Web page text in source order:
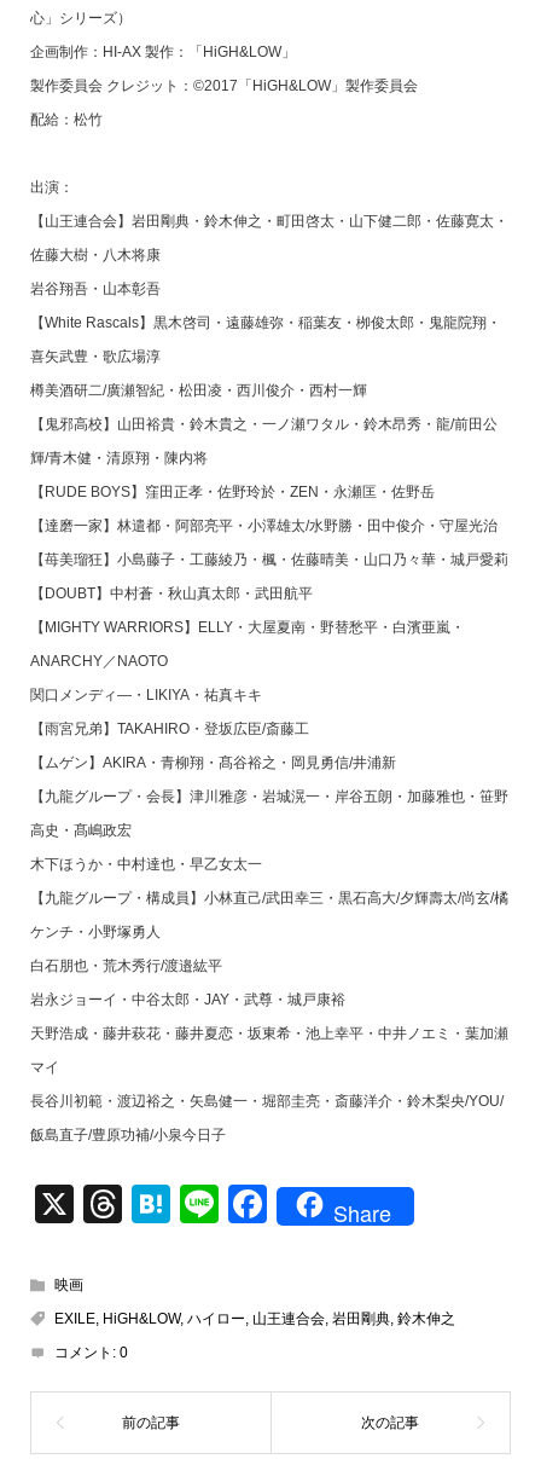
心」シリーズ）
企画制作：HI-AX 製作：「HiGH&LOW」
製作委員会 クレジット：©2017「HiGH&LOW」製作委員会
配給：松竹
出演：
【山王連合会】岩田剛典・鈴木伸之・町田啓太・山下健二郎・佐藤寛太・
佐藤大樹・八木将康
岩谷翔吾・山本彰吾
【White Rascals】黒木啓司・遠藤雄弥・稲葉友・栁俊太郎・鬼龍院翔・
喜矢武豊・歌広場淳
樽美酒研二/廣瀬智紀・松田凌・西川俊介・西村一輝
【鬼邪高校】山田裕貴・鈴木貴之・一ノ瀬ワタル・鈴木昂秀・龍/前田公
輝/青木健・清原翔・陳内将
【RUDE BOYS】窪田正孝・佐野玲於・ZEN・永瀬匡・佐野岳
【達磨一家】林遣都・阿部亮平・小澤雄太/水野勝・田中俊介・守屋光治
【苺美瑠狂】小島藤子・工藤綾乃・楓・佐藤晴美・山口乃々華・城戸愛莉
【DOUBT】中村蒼・秋山真太郎・武田航平
【MIGHTY WARRIORS】ELLY・大屋夏南・野替愁平・白濱亜嵐・
ANARCHY／NAOTO
関口メンディ―・LIKIYA・祐真キキ
【雨宮兄弟】TAKAHIRO・登坂広臣/斎藤工
【ムゲン】AKIRA・青柳翔・髙谷裕之・岡見勇信/井浦新
【九龍グループ・会長】津川雅彦・岩城滉一・岸谷五朗・加藤雅也・笹野
高史・髙嶋政宏
木下ほうか・中村達也・早乙女太一
【九龍グループ・構成員】小林直己/武田幸三・黒石高大/夕輝壽太/尚玄/橘
ケンチ・小野塚勇人
白石朋也・荒木秀行/渡邉紘平
岩永ジョーイ・中谷太郎・JAY・武尊・城戸康裕
天野浩成・藤井萩花・藤井夏恋・坂東希・池上幸平・中井ノエミ・葉加瀬
マイ
長谷川初範・渡辺裕之・矢島健一・堀部圭亮・斎藤洋介・鈴木梨央/YOU/
飯島直子/豊原功補/小泉今日子
X T
a
d
s
H
n
Li F
e
o
Share
映画
EXILE, HiGH&LOW, ハイロー 山王連合会, 岩田剛典, 鈴木伸之
コメント: 0